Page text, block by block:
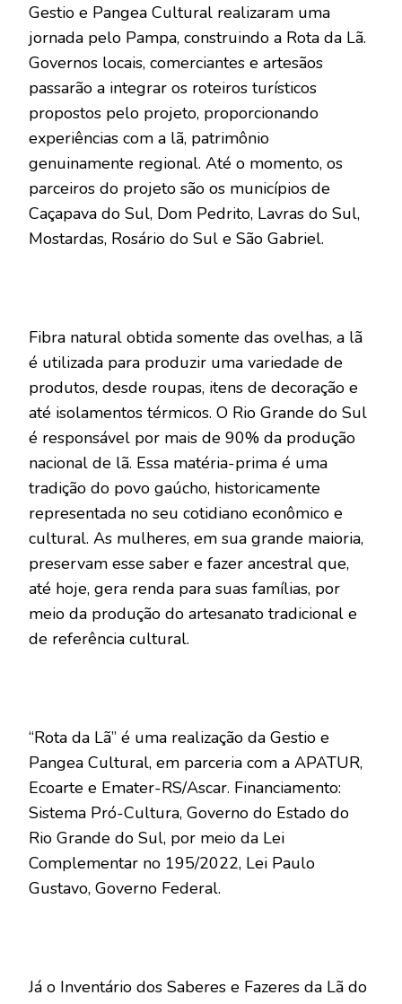
Gestio e Pangea Cultural realizaram uma
jornada pelo Pampa, construindo a Rota da Lã.
Governos locais, comerciantes e artesãos
passarão a integrar os roteiros turísticos
propostos pelo projeto, proporcionando
experiências com a lã, patrimônio
genuinamente regional. Até o momento, os
parceiros do projeto são os municípios de
Caçapava do Sul, Dom Pedrito, Lavras do Sul,
Mostardas, Rosário do Sul e São Gabriel.
Fibra natural obtida somente das ovelhas, a lã
é utilizada para produzir uma variedade de
produtos, desde roupas, itens de decoração e
até isolamentos térmicos. O Rio Grande do Sul
é responsável por mais de 90% da produção
nacional de lã. Essa matéria-prima é uma
tradição do povo gaúcho, historicamente
representada no seu cotidiano econômico e
cultural. As mulheres, em sua grande maioria,
preservam esse saber e fazer ancestral que,
até hoje, gera renda para suas famílias, por
meio da produção do artesanato tradicional e
de referência cultural.
“Rota da Lã” é uma realização da Gestio e
Pangea Cultural, em parceria com a APATUR,
Ecoarte e Emater-RS/Ascar. Financiamento:
Sistema Pró-Cultura, Governo do Estado do
Rio Grande do Sul, por meio da Lei
Complementar no 195/2022, Lei Paulo
Gustavo, Governo Federal.
Já o Inventário dos Saberes e Fazeres da Lã do